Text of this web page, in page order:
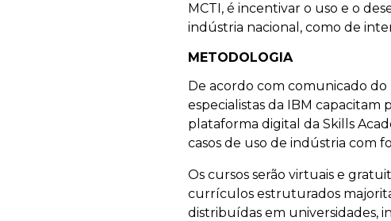
MCTI, é incentivar o uso e o
indústria nacional, como de
METODOLOGIA
De acordo com comunicado do
especialistas da IBM capacitam
plataforma digital da Skills
casos de uso de indústria com
Os cursos serão virtuais e
currículos estruturados
distribuídas em universidades,